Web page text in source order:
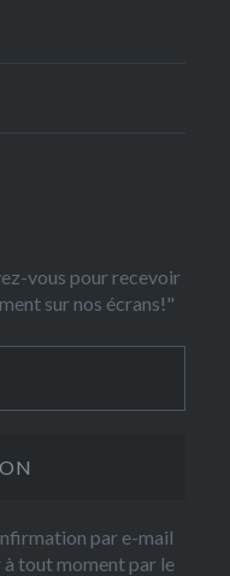
vous pour recevoir
sur nos écrans!"
par e-mail
à tout moment par le